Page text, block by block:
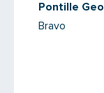
Pontille
Bravo